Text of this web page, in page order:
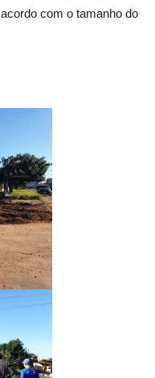
com o tamanho do